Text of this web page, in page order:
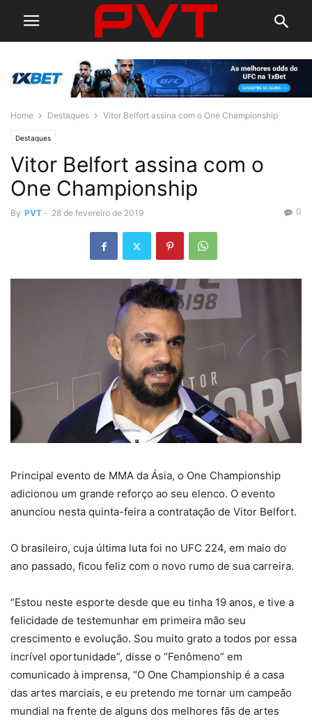
Home Destaques Vitor Belfort assina com o One Championship
Destaques
Vitor Belfort assina com o
One Championship
By PVT - 28 de fevereiro de 2019 0
Principal evento de MMA da Ásia, o One Championship
adicionou um grande reforço ao seu elenco. O evento
anunciou nesta quinta-feira a contratação de Vitor Belfort.
O brasileiro, cuja última luta foi no UFC 224, em maio do
ano passado, ficou feliz com o novo rumo de sua carreira.
“Estou neste esporte desde que eu tinha 19 anos, e tive a
felicidade de testemunhar em primeira mão seu
crescimento e evolução. Sou muito grato a todos por essa
incrível oportunidade”, disse o “Fenômeno” em
comunicado à imprensa, “O One Championship é a casa
das artes marciais, e eu pretendo me tornar um campeão
mundial na frente de alguns dos melhores fãs de artes